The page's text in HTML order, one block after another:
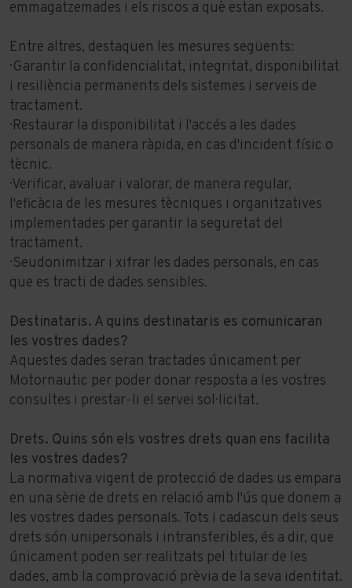
emmagatzemades i els riscos a què estan exposats.
Entre altres, destaquen les mesures següents:
· Garantir la confidencialitat, integritat, disponibilitat
i resiliència permanents dels sistemes i serveis de
tractament.
· Restaurar la disponibilitat i l'accés a les dades
personals de manera ràpida, en cas d'incident físic o
tècnic.
· Verificar, avaluar i valorar, de manera regular,
l'eficàcia de les mesures tècniques i organitzatives
implementades per garantir la seguretat del
tractament.
· Seudonimitzar i xifrar les dades personals, en cas
que es tracti de dades sensibles.
Destinataris. A quins destinataris es comunicaran
les vostres dades?
Aquestes dades seran tractades únicament per
Motornautic per poder donar resposta a les vostres
consultes i prestar-li el servei sol·licitat.
Drets. Quins són els vostres drets quan ens facilita
les vostres dades?
La normativa vigent de protecció de dades us empara
en una sèrie de drets en relació amb l'ús que donem a
les vostres dades personals. Tots i cadascun dels seus
drets són unipersonals i intransferibles, és a dir, que
únicament poden ser realitzats pel titular de les
dades, amb la comprovació prèvia de la seva identitat.